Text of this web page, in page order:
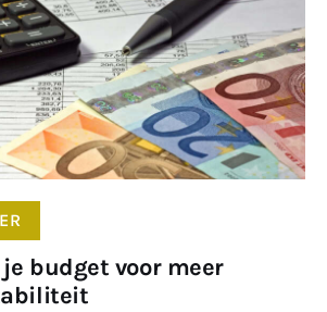
budget voor meer